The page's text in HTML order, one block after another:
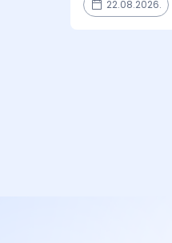
22.08.2026.